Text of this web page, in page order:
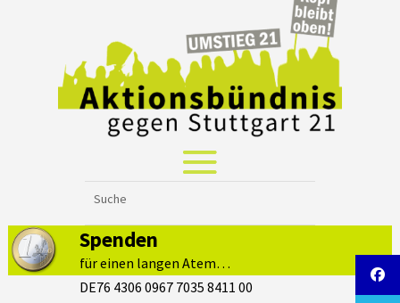
Spenden
für einen langen Atem…
DE76 4306 0967 7035 8411 00